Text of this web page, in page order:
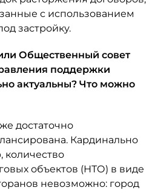
с использованием
застройку.
Общественный совет
поддержки
актуальны? Что можно
достаточно
Кардинально
количество
объектов (НТО) в виде
невозможно: город